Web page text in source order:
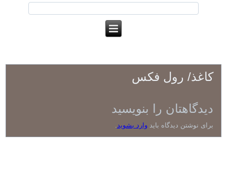
کاغذ/ رول فکس
دیدگاهتان را بنویسید
برای نوشتن دیدگاه بایدوارد بشوید.